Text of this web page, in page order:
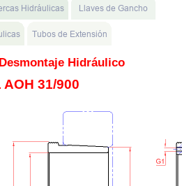
Hidráulico
AOH 31/900